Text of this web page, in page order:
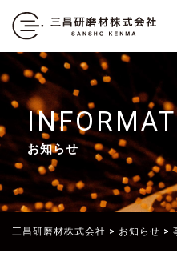
お知らせ
三昌研磨材株式会社 > お知らせ >